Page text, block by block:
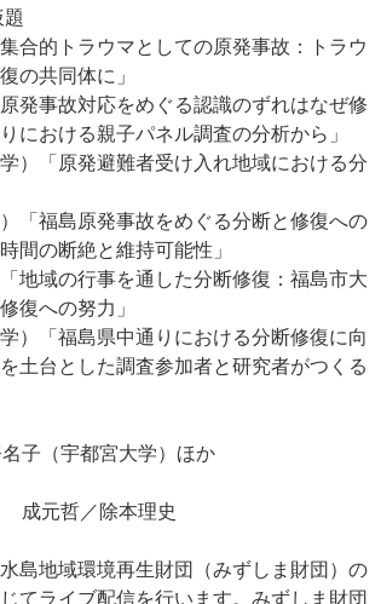
合的トラウマとしての原発事故：トラウ
の共同体に」
発事故対応をめぐる認識のずれはなぜ修
における親子パネル調査の分析から」
）「原発避難者受け入れ地域における分
「福島原発事故をめぐる分断と修復への
間の断絶と維持可能性」
地域の行事を通した分断修復：福島市大
復への努力」
）「福島県中通りにおける分断修復に向
土台とした調査参加者と研究者がつくる
子（宇都宮大学）ほか
成元哲／除本理史
地域環境再生財団（みずしま財団）の
てライブ配信を行います。みずしま財団